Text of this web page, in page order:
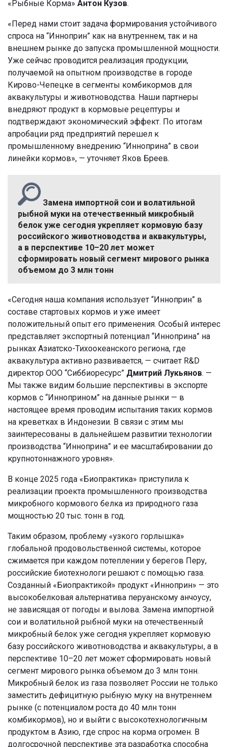
«Рыбные Корма» Антон Кузов.
«Перед нами стоит задача формирования устойчивого
спроса на “Инноприн” как на внутреннем, так и на
внешнем рынке до запуска промышленной мощности.
Уже сейчас проводится реализация продукции,
получаемой на опытном производстве в городе
Кирово-Чепецке в сегменты комбикормов для
аквакультуры и животноводства. Наши партнеры
внедряют продукт в кормовые рецептуры и
подтверждают экономический эффект. По итогам
апробации ряд предприятий перешел к
промышленному внедрению “Инноприна” в свои
линейки кормов», — уточняет Яков Бреев.
Замена импортной сои и волатильной
рыбной муки на отечественный микробный
белок уже сегодня укрепляет кормовую базу
российского животноводства и аквакультуры,
а в перспективе 10–20 лет может
сформировать новый сегмент мирового рынка
объемом до 3 млн тонн
«Сегодня наша компания использует “Инноприн” в
составе стартовых кормов и уже имеет
положительный опыт его применения. Особый интерес
представляет экспортный потенциал “Инноприна” на
рынках Азиатско-Тихоокеанского региона, где
аквакультура активно развивается, — считает R&D
директор ООО “Сиббиоресурс” Дмитрий Лукьянов. —
Мы также видим большие перспективы в экспорте
кормов с “Инноприном” на данные рынки — в
настоящее время проводим испытания таких кормов
на креветках в Индонезии. В связи с этим мы
заинтересованы в дальнейшем развитии технологии
производства “Инноприна” и ее масштабировании до
крупнотоннажного уровня».
В конце 2025 года «Биопрактика» приступила к
реализации проекта промышленного производства
микробного кормового белка из природного газа
мощностью 20 тыс. тонн в год.
Таким образом, проблему «узкого горлышка»
глобальной продовольственной системы, которое
сжимается при каждом потеплении у берегов Перу,
российские биотехнологи решают с помощью газа.
Созданный «Биопрактикой» продукт «Инноприн» — это
высокобелковая альтернатива перуанскому анчоусу,
не зависящая от погоды и вылова. Замена импортной
сои и волатильной рыбной муки на отечественный
микробный белок уже сегодня укрепляет кормовую
базу российского животноводства и аквакультуры, а в
перспективе 10–20 лет может сформировать новый
сегмент мирового рынка объемом до 3 млн тонн.
Микробный белок из газа позволяет России не только
заместить дефицитную рыбную муку на внутреннем
рынке (с потенциалом роста до 40 млн тонн
комбикормов), но и выйти с высокотехнологичным
продуктом в Азию, где спрос на корма огромен. В
долгосрочной перспективе эта разработка способна